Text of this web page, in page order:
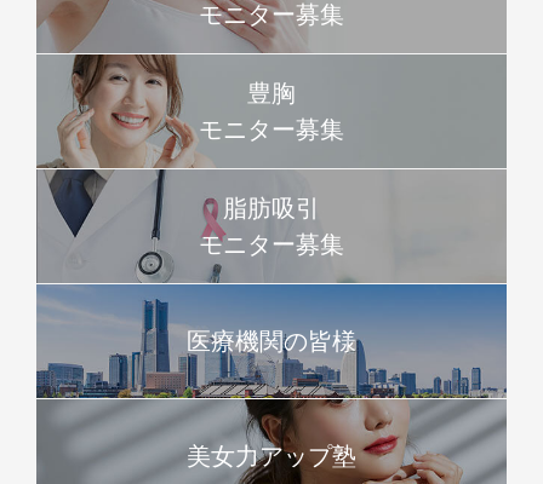
モニター募集
豊胸
モニター募集
脂肪吸引
モニター募集
医療機関の皆様
美女力アップ塾